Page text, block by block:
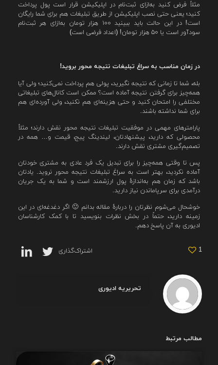
مثلاً فرض کنید به‌ازای ثبت‌نام در اپلیکیشن قرار است پول پرداخت
کنید؛ یعنی حتی نصب اپلیکیشن از طریق تبلیغات هم برای شما رایگان
است! در این حالت باید ببینید ۱۰۰ هزار تومان به‌ازای هر ثبت‌نام
سودآور است یا ۵۰ هزار تومان! (اعداد فرضی است)
در زمان مناسب به سراغ تبلیغات نتیجه محور بروید!
بله، شما تا زمانی که نتیجه نگیرید، پولی هم پرداخت نمی‌کنید؛ ولی آیا
همه‌چیز برای گرفتن نتیجه آماده است؟ ممکن است کانال‌های تبلیغاتی
مختلفی را امتحان کنید و حتی هزینه‌ای هم نکنید، ولی آورده‌ای هم
برای شما نداشته باشند.
پارامترهای مهمی در موفقیت تبلیغات نتیجه محور نقش دارند؛ مثلاً
محصولی که دارید، پیشنهادتان، لیندینگ پیج، قیمت و… همه در
تصمیم‌گیری مشتری نقش دارند.
پس تا وقتی همه‌چیز را برای تبدیل یک فرد عادی به مشتری خودتان
آماده نکردید، بهتر است به سراغ تبلیغات نتیجه محور نروید. یادتان
باشد که زمان هم به‌اندازهٔ پول ارزشمند است و شما به یک جریان
درآمدی برای سرپاماندن نیاز دارید.
خوشحال می‌شوم نظرتان را دربارهٔ مقاله بدانم 🙂 اگر دغدغه‌ای در این
زمینه دارید، حتماً در بخش نظرات بنویسید تا با کمک کارشناسان
ادیوری به آن‌ پاسخ دهم.
اشتراک‌گذاری 1
تحریریه ادیوری
مطالب مرتبط